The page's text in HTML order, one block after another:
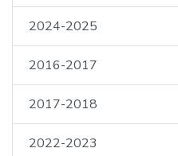
2024-2025
2016-2017
2017-2018
2022-2023